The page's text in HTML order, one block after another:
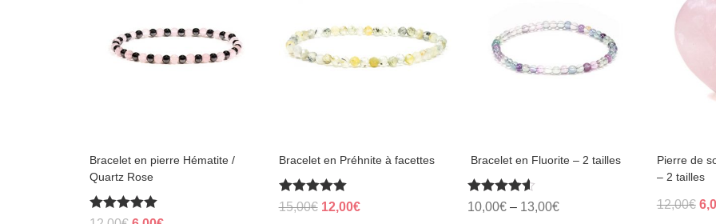
Bracelet en pierre Hématite /
Quartz Rose
Rated
Bracelet en Préhnite à facettes
Rated
5.00
15,00€ Original
12,00€Current
​ Bracelet en Fluorite – 2 tailles
Rated
4.50
10,00€ – 13,00€
options
page
Pierre de
– 2 tailles
12,00€
multiple
variants.
The
options
page